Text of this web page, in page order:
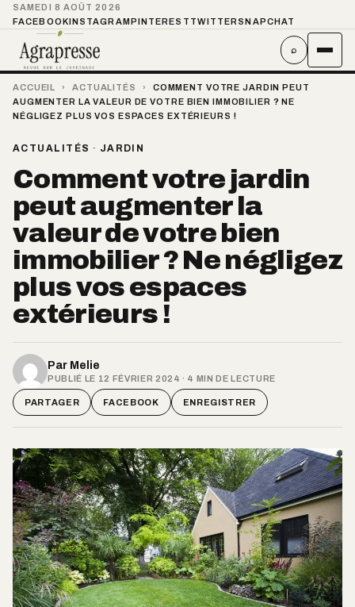
SAMEDI 8 AOÛT 2026
FACEBOOKINSTAGRAMPINTEREST TWITTER SNAPCHAT
⌕
ACCUEIL › ACTUALITÉS ›
COMMENT VOTRE JARDIN PEUT
AUGMENTER LA VALEUR DE VOTRE BIEN IMMOBILIER ? NE
NÉGLIGEZ PLUS VOS ESPACES EXTÉRIEURS !
ACTUALITÉS · JARDIN
Comment votre jardin
peut augmenter la
valeur de votre bien
immobilier ? Ne négligez
plus vos espaces
extérieurs !
Par Melie
PUBLIÉ LE 12 FÉVRIER 2024 · 4 MIN DE LECTURE
PARTAGER FACEBOOK ENREGISTRER